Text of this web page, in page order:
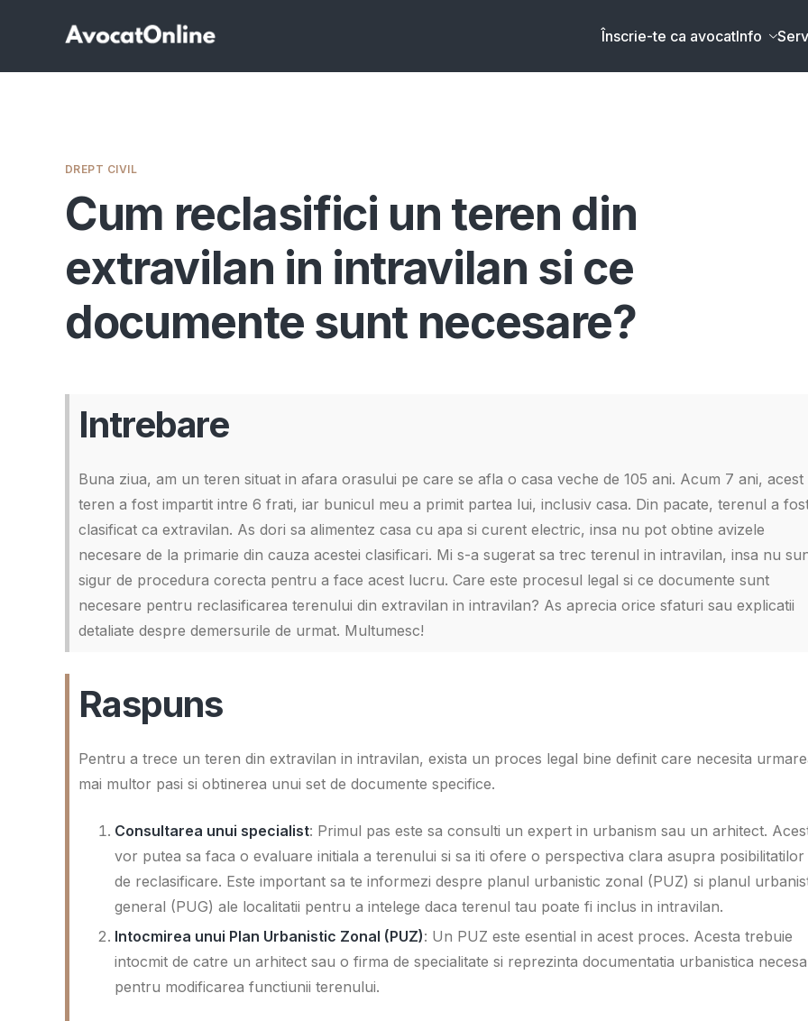
Înscrie-te ca avocatInfo
DREPT CIVIL
Cum reclasifici un teren din
extravilan in intravilan si ce
documente sunt necesare?
Intrebare
Buna ziua, am un teren situat in afara orasului pe care se afla o casa veche de 105 ani. Acum 7 ani, acest
teren a fost impartit intre 6 frati, iar bunicul meu a primit partea lui, inclusiv casa. Din pacate, terenul a
clasificat ca extravilan. As dori sa alimentez casa cu apa si curent electric, insa nu pot obtine avizele
necesare de la primarie din cauza acestei clasificari. Mi s-a sugerat sa trec terenul in intravilan, insa nu
sigur de procedura corecta pentru a face acest lucru. Care este procesul legal si ce documente sunt
necesare pentru reclasificarea terenului din extravilan in intravilan? As aprecia orice sfaturi sau explicatii
detaliate despre demersurile de urmat. Multumesc!
Raspuns
Pentru a trece un teren din extravilan in intravilan, exista un proces legal bine definit care necesita
mai multor pasi si obtinerea unui set de documente specifice.
Consultarea unui specialist: Primul pas este sa consulti un expert in urbanism sau un arhitect.
vor putea sa faca o evaluare initiala a terenului si sa iti ofere o perspectiva clara asupra posibilitatilor
de reclasificare. Este important sa te informezi despre planul urbanistic zonal (PUZ) si planul
general (PUG) ale localitatii pentru a intelege daca terenul tau poate fi inclus in intravilan.
Intocmirea unui Plan Urbanistic Zonal (PUZ): Un PUZ este esential in acest proces. Acesta trebuie
intocmit de catre un arhitect sau o firma de specialitate si reprezinta documentatia urbanistica
pentru modificarea functiunii terenului.